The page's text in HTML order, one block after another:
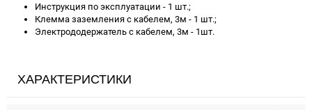
Инструкция по эксплуатации - 1 шт.;
Клемма заземления с кабелем, 3м - 1 шт.;
Электрододержатель с кабелем, 3м - 1шт.
ХАРАКТЕРИСТИКИ